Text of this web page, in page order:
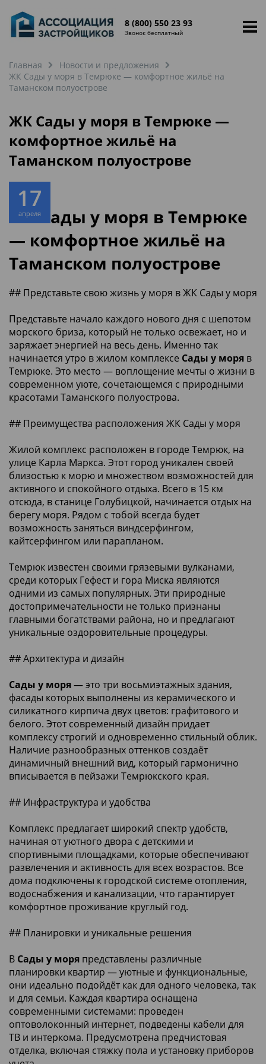
8 (800) 550 23 93
Звонок бесплатный
Главная
Новости и предложения
ЖК Сады у моря в Темрюке — комфортное жильё на
Таманском полуострове
ЖК Сады у моря в Темрюке —
комфортное жильё на
Таманском полуострове
17
апреля
ЖК Сады у моря в Темрюке
— комфортное жильё на
Таманском полуострове
## Представьте свою жизнь у моря в ЖК Сады у моря
Представьте начало каждого нового дня с шепотом
морского бриза, который не только освежает, но и
заряжает энергией на весь день. Именно так
начинается утро в жилом комплексе Сады у моря в
Темрюке. Это место — воплощение мечты о жизни в
современном уюте, сочетающемся с природными
красотами Таманского полуострова.
## Преимущества расположения ЖК Сады у моря
Жилой комплекс расположен в городе Темрюк, на
улице Карла Маркса. Этот город уникален своей
близостью к морю и множеством возможностей для
активного и спокойного отдыха. Всего в 15 км
отсюда, в станице Голубицкой, начинается отдых на
берегу моря. Рядом с тобой всегда будет
возможность заняться виндсерфингом,
кайтсерфингом или парапланом.
Темрюк известен своими грязевыми вулканами,
среди которых Гефест и гора Миска являются
одними из самых популярных. Эти природные
достопримечательности не только признаны
главными богатствами района, но и предлагают
уникальные оздоровительные процедуры.
## Архитектура и дизайн
Сады у моря— это три восьмиэтажных здания,
фасады которых выполнены из керамического и
силикатного кирпича двух цветов: графитового и
белого. Этот современный дизайн придает
комплексу строгий и одновременно стильный облик.
Наличие разнообразных оттенков создаёт
динамичный внешний вид, который гармонично
вписывается в пейзажи Темрюкского края.
## Инфраструктура и удобства
Комплекс предлагает широкий спектр удобств,
начиная от уютного двора с детскими и
спортивными площадками, которые обеспечивают
развлечения и активность для всех возрастов. Все
дома подключены к городской системе отопления,
водоснабжения и канализации, что гарантирует
комфортное проживание круглый год.
## Планировки и уникальные решения
В Сады у моря представлены различные
планировки квартир — уютные и функциональные,
они идеально подойдёт как для одного человека, так
и для семьи. Каждая квартира оснащена
современными системами: проведен
оптоволоконный интернет, подведены кабели для
ТВ и интеркома. Предусмотрена предчистовая
отделка, включая стяжку пола и установку приборов